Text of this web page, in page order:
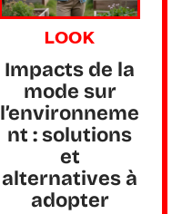
LOOK
Impacts de la
mode sur
l’environneme
nt : solutions
et
alternatives à
adopter